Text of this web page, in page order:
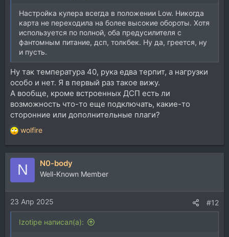
Настройка кулера всегда в положении Low. Никогда
карта не переходила на более высокие обороты. Хотя
используется по полной, оба предусилителя с
фантомным питание, дсп, толкбек. Ну да, греется, ну
и пусть.
Ну так температура 40, рука едва терпит, а нагрузки
особо и нет. Я в первый раз такое вижу.
А вообще, кроме встроенных ДСП есть ли
возможность что-то еще подключать, какие-то
сторонние или дополнительные плаги?
Р
е
а
и
и
:
wolfire
N N0-body
Well-Known Member
23 Апр 2025 #12
Izotipe написал(а):